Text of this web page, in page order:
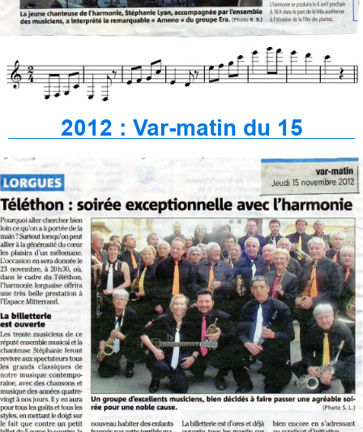
2012 : Var-matin du 15
novembre